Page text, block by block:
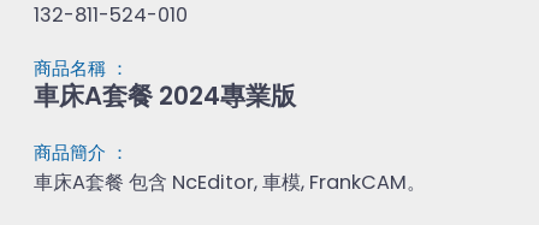
132-811-524-010
商品名稱 ：
車床A套餐 2024專業版
商品簡介 ：
車床A套餐 包含 NcEditor, 車模, FrankCAM。